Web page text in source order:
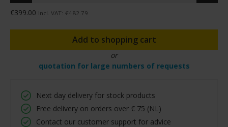
€399.00 Incl. VAT: €482.79
Add to shopping cart
or
quotation for large numbers of requests
Next day delivery for stock products
Free delivery on orders over € 75 (NL)
Contact our customer support for advice